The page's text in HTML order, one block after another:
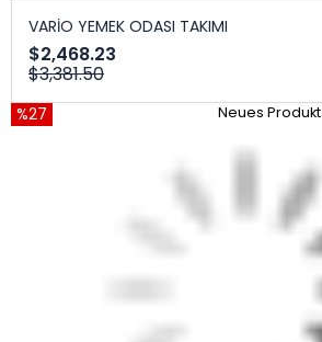
VARİO YEMEK ODASI TAKIMI
$2,468.23
$3,381.50
%27 Neues Produkt